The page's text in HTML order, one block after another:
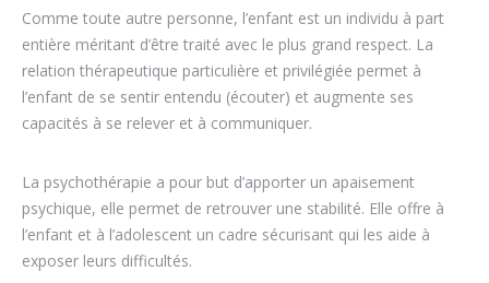
Comme toute autre personne, l’enfant est un individu à part
entière méritant d’être traité avec le plus grand respect. La
relation thérapeutique particulière et privilégiée permet à
l’enfant de se sentir entendu (écouter) et augmente ses
capacités à se relever et à communiquer.
La psychothérapie a pour but d’apporter un apaisement
psychique, elle permet de retrouver une stabilité. Elle offre à
l’enfant et à l’adolescent un cadre sécurisant qui les aide à
exposer leurs difficultés.